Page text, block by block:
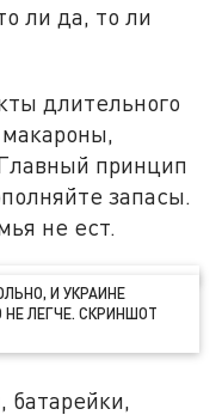
ли да, то ли
длительного
принцип
запасы.
не ест.
И УКРАИНЕ
ЛЕГЧЕ. СКРИНШОТ
батарейки,